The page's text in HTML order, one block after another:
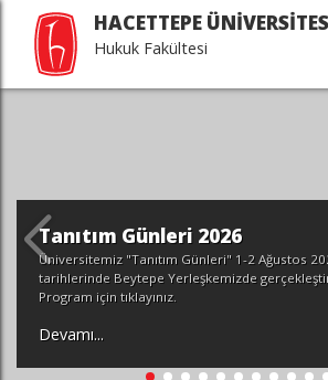
HACETTEPE
Hukuk Fakültesi
Tanıtım Günleri 2026
Üniversitemiz "Tanıtım Günleri" 1-2 Ağustos 2026
tarihlerinde Beytepe Yerleşkemizde
Program için tıklayınız.
Devamı...